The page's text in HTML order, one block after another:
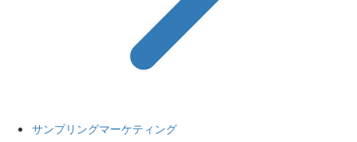
サンプリングマーケティング